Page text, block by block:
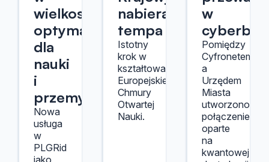
wielkoskalowej
optymalizacji
dla
nauki
i
przemysłu
Nowa
usługa
w
PLGRid
jako
nabiera
tempa
Istotny
krok w
kształtowaniu
Europejskiej
Chmury
Otwartej
Nauki.
w
Pomiędzy
Cyfronetem
a
Urzędem
Miasta
utworzono
połączenie
oparte
na
kwantowej